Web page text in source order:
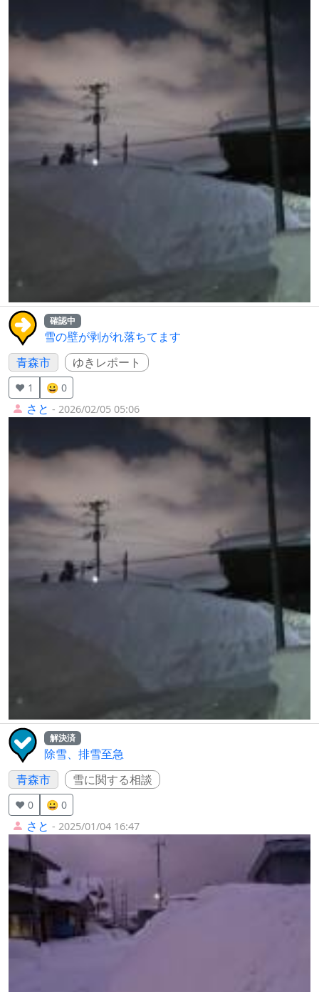
確認中
雪の壁が剥がれ落ちてます
青森市
ゆきレポート
❤️ 1 😀 0
さと - 2026/02/05 05:06
解決済
除雪、排雪至急
青森市
雪に関する相談
❤️ 0 😀 0
さと - 2025/01/04 16:47